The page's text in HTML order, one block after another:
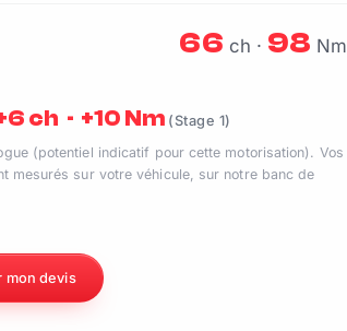
66 ch · 98 Nm
ch · +10 Nm (Stage 1)
(potentiel indicatif pour cette motorisation). Vos
mesurés sur votre véhicule, sur notre banc de
mon devis